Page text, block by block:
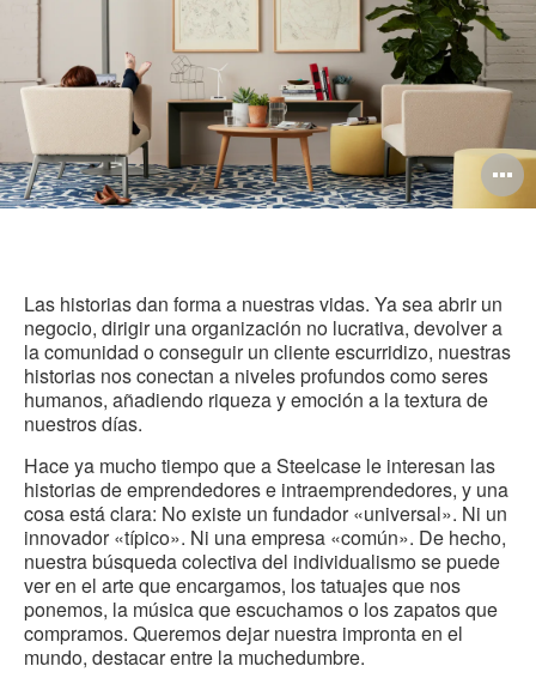
Las historias dan forma a nuestras vidas. Ya sea abrir un
negocio, dirigir una organización no lucrativa, devolver a
la comunidad o conseguir un cliente escurridizo, nuestras
historias nos conectan a niveles profundos como seres
humanos, añadiendo riqueza y emoción a la textura de
nuestros días.
Hace ya mucho tiempo que a Steelcase le interesan las
historias de emprendedores e intraemprendedores, y una
cosa está clara: No existe un fundador «universal». Ni un
innovador «típico». Ni una empresa «común». De hecho,
nuestra búsqueda colectiva del individualismo se puede
ver en el arte que encargamos, los tatuajes que nos
ponemos, la música que escuchamos o los zapatos que
compramos. Queremos dejar nuestra impronta en el
mundo, destacar entre la muchedumbre.